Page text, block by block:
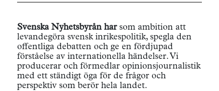
Svenska Nyhetsbyrån harsom ambition att
levandegöra svensk inrikespolitik, spegla den
offentliga debatten och ge en fördjupad
förståelse av internationella händelser. Vi
producerar och förmedlar opinionsjournalistik
med ett ständigt öga för de frågor och
perspektiv som berör hela landet.